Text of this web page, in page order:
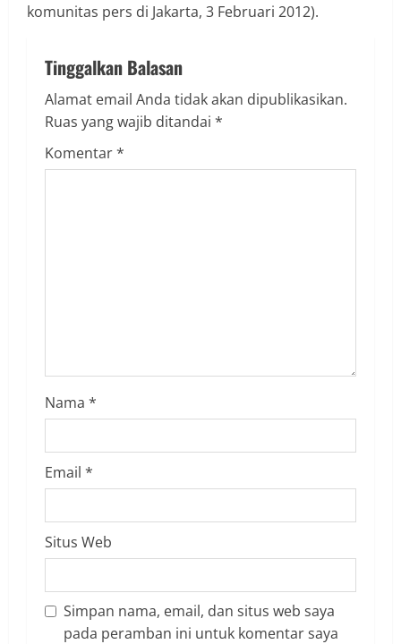
komunitas pers di Jakarta, 3 Februari 2012).
Tinggalkan Balasan
Alamat email Anda tidak akan dipublikasikan.
Ruas yang wajib ditandai *
Komentar*
Nama *
Email *
Situs Web
Simpan nama, email, dan situs web saya
pada peramban ini untuk komentar saya